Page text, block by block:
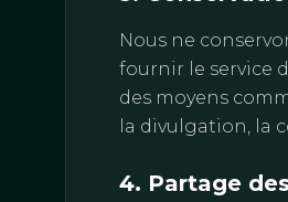
Nous ne
fournir le service
des moyens
la divulgation, la
4. Partage